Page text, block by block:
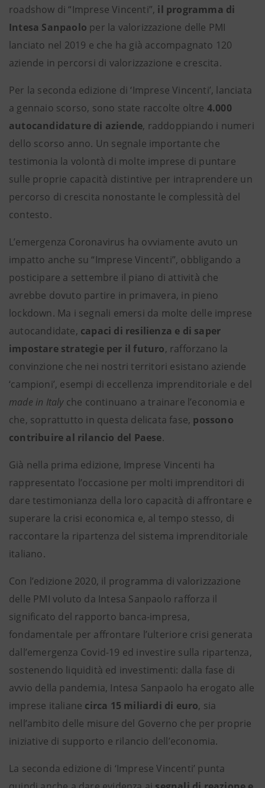
roadshow di “Imprese Vincenti”, il programma di
Intesa Sanpaolo per la valorizzazione delle PMI
lanciato nel 2019 e che ha già accompagnato 120
aziende in percorsi di valorizzazione e crescita.
Per la seconda edizione di ‘Imprese Vincenti’, lanciata
a gennaio scorso, sono state raccolte oltre 4.000
autocandidature di aziende, raddoppiando i numeri
dello scorso anno. Un segnale importante che
testimonia la volontà di molte imprese di puntare
sulle proprie capacità distintive per intraprendere un
percorso di crescita nonostante le complessità del
contesto.
L’emergenza Coronavirus ha ovviamente avuto un
impatto anche su “Imprese Vincenti”, obbligando a
posticipare a settembre il piano di attività che
avrebbe dovuto partire in primavera, in pieno
lockdown. Ma i segnali emersi da molte delle imprese
autocandidate, capaci di resilienza e di saper
impostare strategie per il futuro, rafforzano la
convinzione che nei nostri territori esistano aziende
‘campioni’, esempi di eccellenza imprenditoriale e del
made in Italyche continuano a trainare l’economia e
che, soprattutto in questa delicata fase, possono
contribuire al rilancio del Paese.
Già nella prima edizione, Imprese Vincenti ha
rappresentato l’occasione per molti imprenditori di
dare testimonianza della loro capacità di affrontare e
superare la crisi economica e, al tempo stesso, di
raccontare la ripartenza del sistema imprenditoriale
italiano.
Con l’edizione 2020, il programma di valorizzazione
delle PMI voluto da Intesa Sanpaolo rafforza il
significato del rapporto banca-impresa,
fondamentale per affrontare l’ulteriore crisi generata
dall’emergenza Covid-19 ed investire sulla ripartenza,
sostenendo liquidità ed investimenti: dalla fase di
avvio della pandemia, Intesa Sanpaolo ha erogato alle
imprese italiane circa 15 miliardi di euro, sia
nell’ambito delle misure del Governo che per proprie
iniziative di supporto e rilancio dell’economia.
La seconda edizione di ‘Imprese Vincenti’ punta